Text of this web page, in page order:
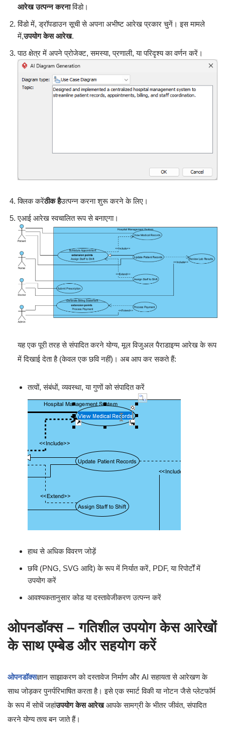
आरेख उत्पन्न करनाविंडो।
विंडो में, ड्रॉपडाउन सूची से अपना अभीष्ट आरेख प्रकार चुनें। इस मामले
में,उपयोग केस आरेख.
पाठ क्षेत्र में अपने प्रोजेक्ट, समस्या, प्रणाली, या परिदृश्य का वर्णन करें।
क्लिक करेंठीक हैउत्पन्न करना शुरू करने के लिए।
एआई आरेख स्वचालित रूप से बनाएगा।
यह एक पूरी तरह से संपादित करने योग्य, मूल विजुअल पैराडाइग्म आरेख के रूप
में दिखाई देता है (केवल एक छवि नहीं)। अब आप कर सकते हैं:
तत्वों, संबंधों, व्यवस्था, या गुणों को संपादित करें
हाथ से अधिक विवरण जोड़ें
छवि (PNG, SVG आदि) के रूप में निर्यात करें, PDF, या रिपोर्टों में
उपयोग करें
आवश्यकतानुसार कोड या दस्तावेजीकरण उत्पन्न करें
ओपनडॉक्स – गतिशील उपयोग केस आरेखों
के साथ एम्बेड और सहयोग करें
ओपनडॉक्सज्ञान साझाकरण को दस्तावेज निर्माण और AI सहायता से आरेखण के
साथ जोड़कर पुनर्परिभाषित करता है। इसे एक स्मार्ट विकी या नोटन जैसे प्लेटफॉर्म
के रूप में सोचें जहांउपयोग केस आरेखआपके सामग्री के भीतर जीवंत, संपादित
करने योग्य तत्व बन जाते हैं।